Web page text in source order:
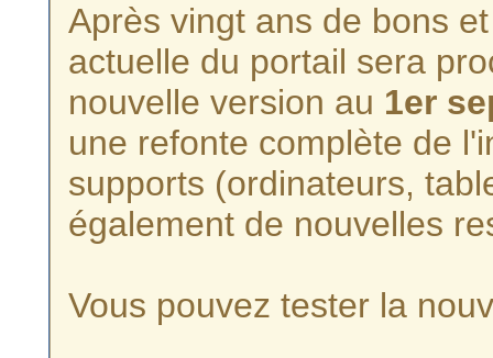
Après vingt ans de bons
actuelle du portail sera
nouvelle version au 1er
une refonte complète de
supports (ordinateurs,
également de nouvelles
Vous pouvez tester la